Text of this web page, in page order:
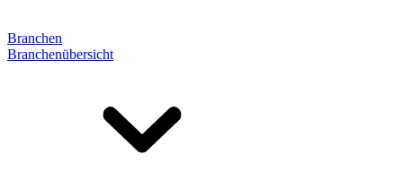
Branchen
Branchenübersicht